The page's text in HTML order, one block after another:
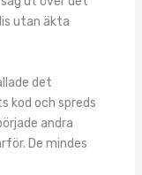
utan äkta
det
kod och spreds
andra
De mindes